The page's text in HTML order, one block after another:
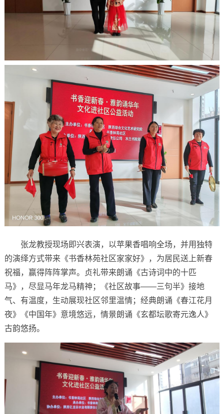
张龙教授现场即兴表演，以苹果香唱响全场，并用独特
的演绎方式带来《书香林苑社区家家好》，为居民送上新春
祝福，赢得阵阵掌声。贞礼带来朗诵《古诗词中的十匹
马》，尽显马年龙马精神；《社区故事——三句半》接地
气、有温度，生动展现社区邻里温情；经典朗诵《春江花月
夜》《中国年》意境悠远，情景朗诵《玄都坛歌寄元逸人》
古韵悠扬。